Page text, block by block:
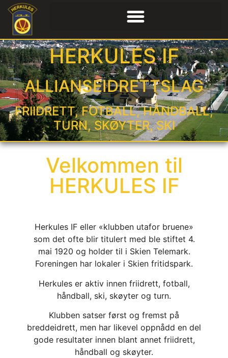
HERKULES IF
ALLIANSEIDRETTSLAG
FRIIDRETT, FOTBALL, HÅNDBALL,
TURN, SKØYTER, SKI
Velkommen til
HERKULES IF
Herkules IF eller «klubben utafor bruene»
som det ofte blir titulert med ble stiftet 4.
mai 1920 og holder til i Skien Telemark.
Foreningen har lokaler i Skien fritidspark.
Herkules er aktiv innen friidrett, fotball,
håndball, ski, skøyter og turn.
Klubben satser først og fremst på
breddeidrett, men har likevel oppnådd en del
gode resultater innen blant annet friidrett,
håndball og skøyter.